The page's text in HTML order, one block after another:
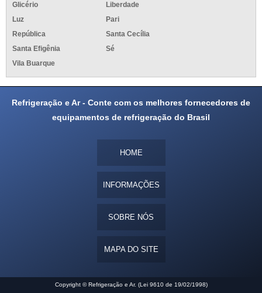
Glicério
Liberdade
Luz
Pari
República
Santa Cecília
Santa Efigênia
Sé
Vila Buarque
Refrigeração e Ar - Conte com os melhores fornecedores de
equipamentos de refrigeração do Brasil
HOME
INFORMAÇÕES
SOBRE NÓS
MAPA DO SITE
Copyright © Refrigeração e Ar. (Lei 9610 de 19/02/1998)